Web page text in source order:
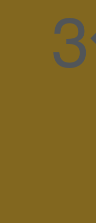
����3�J����8BIM!WAdobe PhotoshopAdobe Photoshop 20238BIMuZ%GKLUDI-LUMA_17SP0300_quer_V00M KludiLuma DesignspiegelSpiegelx �� �ICC_PROFILE �mntrRGB XYZ �$acsp���-����n^��o&�descDybXYZ�bTRC� gTRC� rTRC� dmdd ��gXYZ hlumi |meas �$bkpt �rXYZ